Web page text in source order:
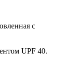
с
UPF 40.